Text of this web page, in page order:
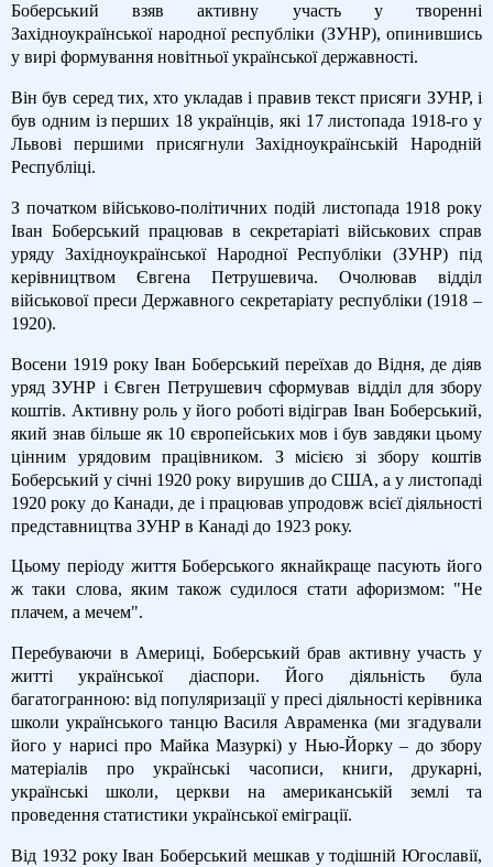
Боберський взяв активну участь у творенні
Західноукраїнської народної республіки (ЗУНР), опинившись
у вирі формування новітньої української державності.
Він був серед тих, хто укладав і правив текст присяги ЗУНР, і
був одним із перших 18 українців, які 17 листопада 1918-го у
Львові першими присягнули Західноукраїнській Народній
Республіці.
З початком військово-політичних подій листопада 1918 року
Іван Боберський працював в секретаріаті військових справ
уряду Західноукраїнської Народної Республіки (ЗУНР) під
керівництвом Євгена Петрушевича. Очолював відділ
військової преси Державного секретаріату республіки (1918 –
1920).
Восени 1919 року Іван Боберський переїхав до Відня, де діяв
уряд ЗУНР і Євген Петрушевич сформував відділ для збору
коштів. Активну роль у його роботі відіграв Іван Боберський,
який знав більше як 10 європейських мов і був завдяки цьому
цінним урядовим працівником. З місією зі збору коштів
Боберський у січні 1920 року вирушив до США, а у листопаді
1920 року до Канади, де і працював упродовж всієї діяльності
представництва ЗУНР в Канаді до 1923 року.
Цьому періоду життя Боберського якнайкраще пасують його
ж таки слова, яким також судилося стати афоризмом: "Не
плачем, а мечем".
Перебуваючи в Америці, Боберський брав активну участь у
житті української діаспори. Його діяльність була
багатогранною: від популяризації у пресі діяльності керівника
школи українського танцю Василя Авраменка (ми згадували
його у нарисі про Майка Мазуркі) у Нью-Йорку – до збору
матеріалів про українські часописи, книги, друкарні,
українські школи, церкви на американській землі та
проведення статистики української еміграції.
Від 1932 року Іван Боберський мешкав у тодішній Югославії,